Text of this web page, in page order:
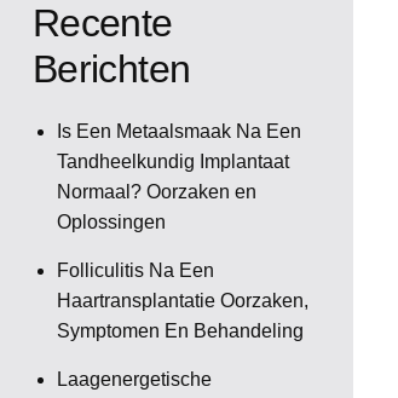
Recente
Berichten
Is Een Metaalsmaak Na Een
Tandheelkundig Implantaat
Normaal? Oorzaken en
Oplossingen
Folliculitis Na Een
Haartransplantatie Oorzaken,
Symptomen En Behandeling
Laagenergetische